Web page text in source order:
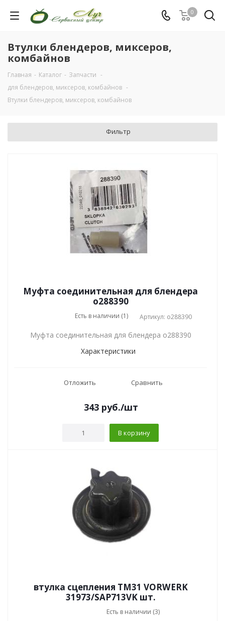
0
Втулки блендеров, миксеров,
комбайнов
Главная - Каталог - Запчасти -
для блендеров, миксеров, комбайнов -
Втулки блендеров, миксеров, комбайнов
Фильтр
Муфта соединительная для блендера
o288390
Есть в наличии (1) Артикул: o288390
Муфта соединительная для блендера o288390
Характеристики
Отложить Сравнить
343руб./шт
В корзину
втулка сцепления TM31 VORWERK
31973/SAP713VK шт.
Есть в наличии (3)